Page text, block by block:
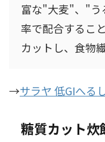
富な"大麦"、"う
率で配合するこ
カットし、食物
→サラヤ 低GIへる
糖質カット炊